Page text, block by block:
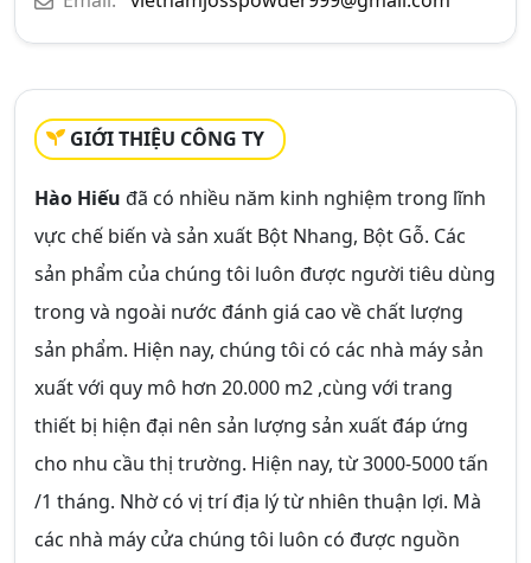
GIỚI THIỆU CÔNG TY
Hào Hiếu đã có nhiều năm kinh nghiệm trong lĩnh
vực chế biến và sản xuất Bột Nhang, Bột Gỗ. Các
sản phẩm của chúng tôi luôn được người tiêu dùng
trong và ngoài nước đánh giá cao về chất lượng
sản phẩm. Hiện nay, chúng tôi có các nhà máy sản
xuất với quy mô hơn 20.000 m2 ,cùng với trang
thiết bị hiện đại nên sản lượng sản xuất đáp ứng
cho nhu cầu thị trường. Hiện nay, từ 3000-5000 tấn
/1 tháng. Nhờ có vị trí địa lý từ nhiên thuận lợi. Mà
các nhà máy cửa chúng tôi luôn có được nguồn